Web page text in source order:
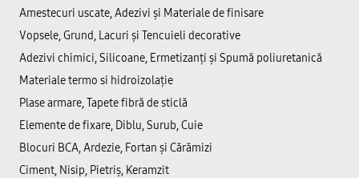
Amestecuri uscate, Adezivi şi Materiale de finisare
Vopsele, Grund, Lacuri și Tencuieli decorative
Adezivi chimici, Silicoane, Ermetizanți și Spumă poliuretanică
Materiale termo si hidroizolație
Plase armare, Tapete fibră de sticlă
Elemente de fixare, Diblu, Surub, Cuie
Blocuri BCA, Ardezie, Fortan și Cărămizi
Ciment, Nisip, Pietriș, Keramzit